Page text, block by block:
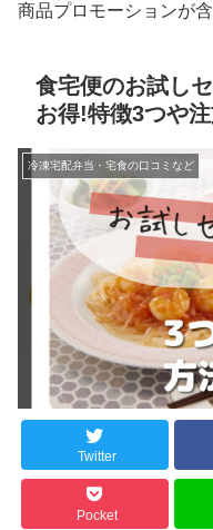
商品プロモーションが
食宅便のお試し
お得!特徴3つや
冷凍宅配弁当・宅食の口コミなど
Twitter
Pocket